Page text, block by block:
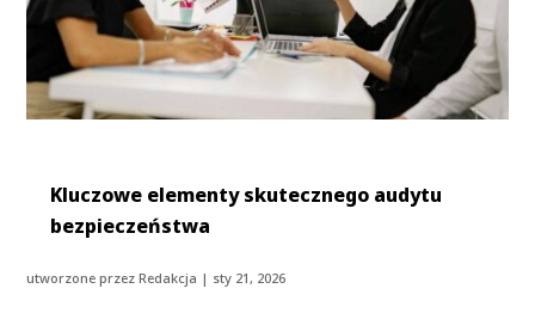
Kluczowe elementy skutecznego audytu
bezpieczeństwa
utworzone przezRedakcja | sty 21, 2026